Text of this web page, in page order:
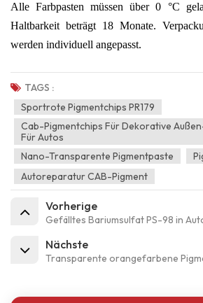
Alle Farbpasten müssen über 0 °C
Haltbarkeit beträgt 18 Monate.
werden individuell angepasst.
TAGS :
Sportrote Pigmentchips PR179
Cab-Pigmentchips Für Dekorative
Für Autos
Nano-Transparente Pigmentpaste
Autoreparatur CAB-Pigment
Vorherige
Gefälltes Bariumsulfat PS-98 in
Nächste
Transparente orangefarbene